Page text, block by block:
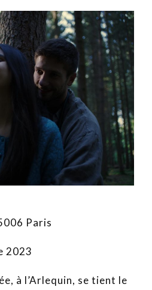
Paris
2023
à l’Arlequin, se tient le